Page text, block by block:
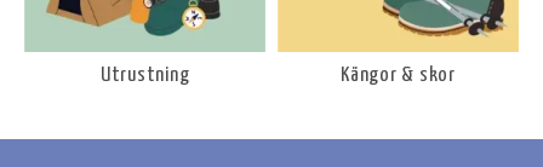
Utrustning Kängor & skor